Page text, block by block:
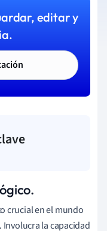
editar y
crucial en el mundo
la capacidad